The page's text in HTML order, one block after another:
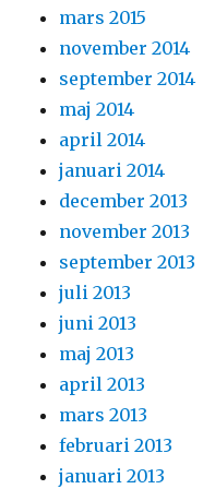
mars 2015
november 2014
september 2014
maj 2014
april 2014
januari 2014
december 2013
november 2013
september 2013
juli 2013
juni 2013
maj 2013
april 2013
mars 2013
februari 2013
januari 2013